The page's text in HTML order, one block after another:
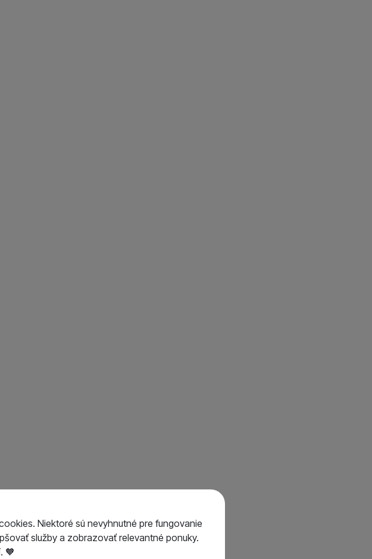
Niektoré sú nevyhnutné pre fungovanie
služby a zobrazovať relevantné ponuky.
🧡